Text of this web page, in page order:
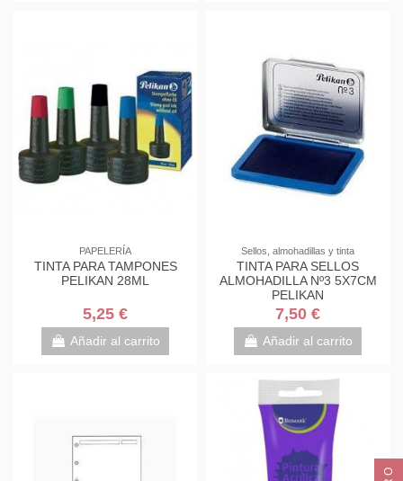
PAPELERÍA
TINTA PARA TAMPONES
PELIKAN 28ML
5,25 €
Añadir al carrito
Sellos, almohadillas y tinta
TINTA PARA SELLOS
ALMOHADILLA Nº3 5X7CM
PELIKAN
7,50 €
Añadir al carrito